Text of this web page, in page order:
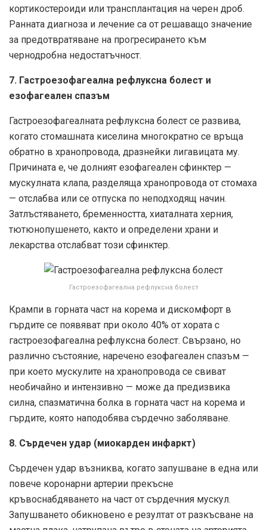
кортикостероиди или трансплантация на черен дроб.
Ранната диагноза и лечение са от решаващо значение
за предотвратяване на прогресирането към
чернодробна недостатъчност.
7. Гастроезофагеална рефлуксна болест и
езофагеален спазъм
Гастроезофагеалната рефлуксна болест се развива,
когато стомашната киселина многократно се връща
обратно в хранопровода, дразнейки лигавицата му.
Причината е, че долният езофагеален сфинктер —
мускулната клапа, разделяща хранопровода от стомаха
— отслабва или се отпуска по неподходящ начин.
Затлъстяването, бременността, хиаталната херния,
тютюнопушенето, както и определени храни и
лекарства отслабват този сфинктер.
Гастроезофагеална рефлуксна болест
Крампи в горната част на корема и дискомфорт в
гърдите се появяват при около 40% от хората с
гастроезофагеална рефлуксна болест. Свързано, но
различно състояние, наречено езофагеален спазъм —
при което мускулите на хранопровода се свиват
необичайно и интензивно — може да предизвика
силна, спазматична болка в горната част на корема и
гърдите, която наподобява сърдечно заболяване.
8. Сърдечен удар (миокарден инфаркт)
Сърдечен удар възниква, когато запушване в една или
повече коронарни артерии прекъсне
кръвоснабдяването на част от сърдечния мускул.
Запушването обикновено е резултат от разкъсване на